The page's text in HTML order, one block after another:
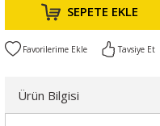
SEPETE EKLE
Tavsiye Et
Ürün Bilgisi